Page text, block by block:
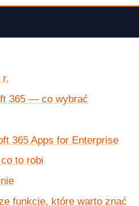
r.
365 — co wybrać
365 Apps for Enterprise
to robi
funkcje, które warto znać